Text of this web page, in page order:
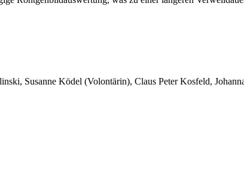
Susanne Ködel (Volontärin), Claus Peter Kosfeld,